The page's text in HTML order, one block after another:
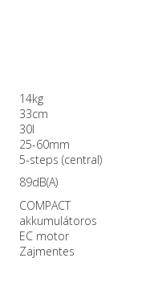
14kg
33cm
30l
25-60mm
5-steps (central)
89dB(A)
COMPACT
akkumulátoros
EC motor
Zajmentes